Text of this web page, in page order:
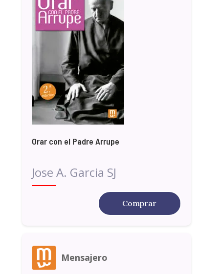
Orar con el Padre Arrupe
Jose A. Garcia SJ
Comprar
Mensajero